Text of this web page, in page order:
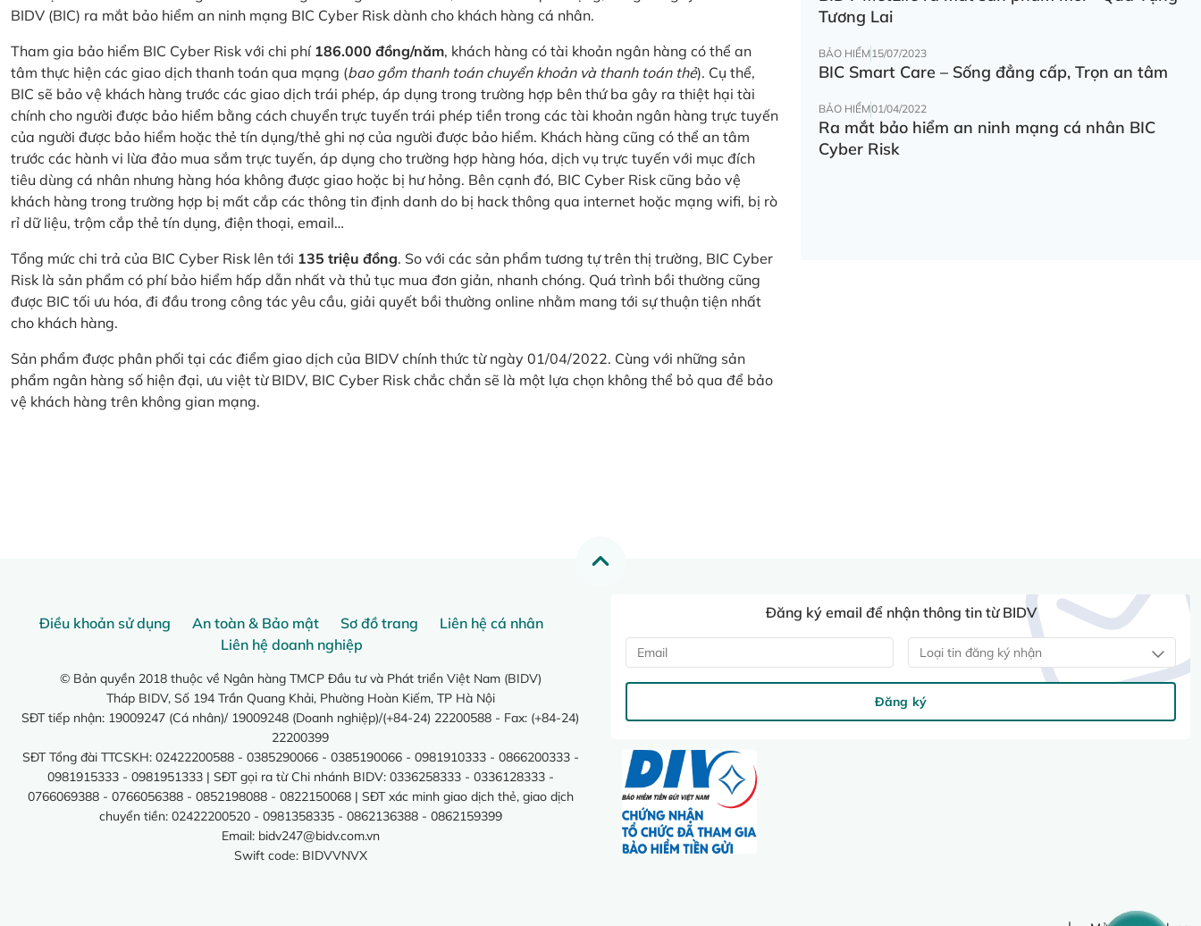
BIDV (BIC) ra mắt bảo hiểm an ninh mạng BIC Cyber Risk dành cho khách hàng cá nhân.
Tham gia bảo hiểm BIC Cyber Risk với chi phí 186.000 đồng/năm, khách hàng có tài khoản ngân hàng có thể an
tâm thực hiện các giao dịch thanh toán qua mạng (bao gồm thanh toán chuyển khoản và thanh toán thẻ). Cụ thể,
BIC sẽ bảo vệ khách hàng trước các giao dịch trái phép, áp dụng trong trường hợp bên thứ ba gây ra thiệt hại tài
chính cho người được bảo hiểm bằng cách chuyển trực tuyến trái phép tiền trong các tài khoản ngân hàng trực tuyến
của người được bảo hiểm hoặc thẻ tín dụng/thẻ ghi nợ của người được bảo hiểm. Khách hàng cũng có thể an tâm
trước các hành vi lừa đảo mua sắm trực tuyến, áp dụng cho trường hợp hàng hóa, dịch vụ trực tuyến với mục đích
tiêu dùng cá nhân nhưng hàng hóa không được giao hoặc bị hư hỏng. Bên cạnh đó, BIC Cyber Risk cũng bảo vệ
khách hàng trong trường hợp bị mất cắp các thông tin định danh do bị hack thông qua internet hoặc mạng wifi, bị rò
rỉ dữ liệu, trộm cắp thẻ tín dụng, điện thoại, email…
Tổng mức chi trả của BIC Cyber Risk lên tới 135 triệu đồng. So với các sản phẩm tương tự trên thị trường, BIC Cyber
Risk là sản phẩm có phí bảo hiểm hấp dẫn nhất và thủ tục mua đơn giản, nhanh chóng. Quá trình bồi thường cũng
được BIC tối ưu hóa, đi đầu trong công tác yêu cầu, giải quyết bồi thường online nhằm mang tới sự thuận tiện nhất
cho khách hàng.
Sản phẩm được phân phối tại các điểm giao dịch của BIDV chính thức từ ngày 01/04/2022. Cùng với những sản
phẩm ngân hàng số hiện đại, ưu việt từ BIDV, BIC Cyber Risk chắc chắn sẽ là một lựa chọn không thể bỏ qua để bảo
vệ khách hàng trên không gian mạng.
Tương Lai
BẢO HIỂM15/07/2023
BIC Smart Care – Sống đẳng cấp, Trọn an tâm
BẢO HIỂM01/04/2022
Ra mắt bảo hiểm an ninh mạng cá nhân BIC
Cyber Risk
Điều khoản sử dụng An toàn & Bảo mật Sơ đồ trang
Liên hệ cá nhân
Liên hệ doanh nghiệp
© Bản quyền 2018 thuộc về Ngân hàng TMCP Đầu tư và Phát triển Việt Nam (BIDV)
Tháp BIDV, Số 194 Trần Quang Khải, Phường Hoàn Kiếm, TP Hà Nội
SĐT tiếp nhận: 19009247 (Cá nhân)/ 19009248 (Doanh nghiệp)/(+84-24) 22200588 - Fax: (+84-24)
22200399
SĐT Tổng đài TTCSKH: 02422200588 - 0385290066 - 0385190066 - 0981910333 - 0866200333 -
0981915333 - 0981951333 | SĐT gọi ra từ Chi nhánh BIDV: 0336258333 - 0336128333 -
0766069388 - 0766056388 - 0852198088 - 0822150068 | SĐT xác minh giao dịch thẻ, giao dịch
chuyển tiền: 02422200520 - 0981358335 - 0862136388 - 0862159399
Email: bidv247@bidv.com.vn
Swift code: BIDVVNVX
Đăng ký email để nhận thông tin từ BIDV
Loại tin đăng ký nhận
Đăng ký